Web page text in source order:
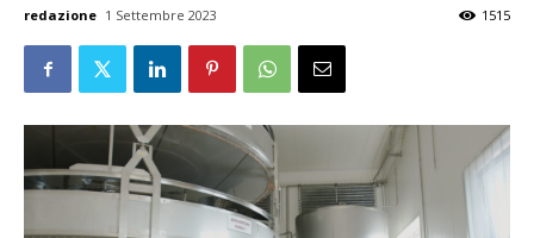
redazione 1 Settembre 2023 1515